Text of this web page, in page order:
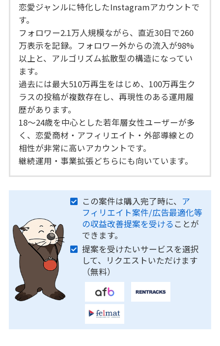
恋愛ジャンルに特化したInstagramアカウントで
す。
フォロワー2.1万人規模ながら、直近30日で260
万表示を記録。フォロワー外からの流入が98%
以上と、アルゴリズム拡散型の構造になってい
ます。
過去には最大510万再生をはじめ、100万再生ク
ラスの投稿が複数存在し、再現性のある運用履
歴があります。
18〜24歳を中心とした若年層女性ユーザーが多
く、恋愛商材・アフィリエイト・外部導線との
相性が非常に高いアカウントです。
継続運用・事業拡張どちらにも向いています。
この案件は購入完了時に、 ア
フィリエイト案件/広告最適化等
の収益改善提案を受ける ことが
できます。
提案を受けたいサービスを選択
して、リクエストいただけます
（無料）